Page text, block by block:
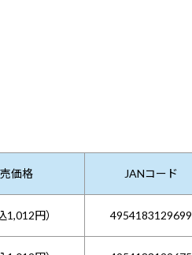
価格 JANコード
円） 4954183129699